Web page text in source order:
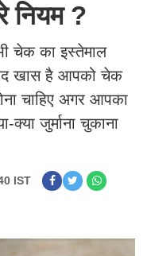
नियम ?
चेक का इस्तेमाल
खास है आपको चेक
चाहिए अगर आपका
जुर्माना चुकाना
IST